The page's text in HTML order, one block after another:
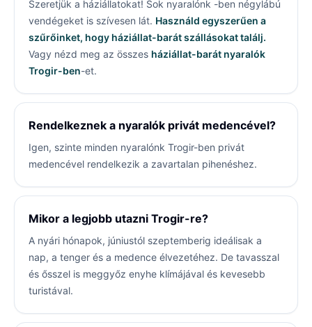
Szeretjük a háziállatokat! Sok nyaralónk -ben négylábú
vendégeket is szívesen lát. Használd egyszerűen a
szűrőinket, hogy háziállat-barát szállásokat találj.
Vagy nézd meg az összes háziállat-barát nyaralók
Trogir-ben-et.
Rendelkeznek a nyaralók privát medencével?
Igen, szinte minden nyaralónk Trogir-ben privát
medencével rendelkezik a zavartalan pihenéshez.
Mikor a legjobb utazni Trogir-re?
A nyári hónapok, júniustól szeptemberig ideálisak a
nap, a tenger és a medence élvezetéhez. De tavasszal
és ősszel is meggyőz enyhe klímájával és kevesebb
turistával.